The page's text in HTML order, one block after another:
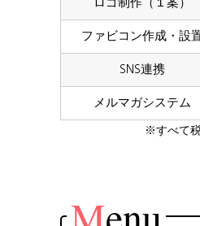
ファビコン作成・設
SNS連携
メルマガシステム
※すべて